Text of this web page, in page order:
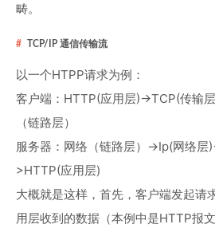
畴。
TCP/IP 通信传输流
以一个HTPP请求为例：
客户端：HTTP(应用层)->TCP(传输
（链路层）
服务器：网络（链路层）->Ip(网络层
>HTTP(应用层)
大概就是这样，首先，客户端发起请
用层收到的数据（本例中是HTTP报